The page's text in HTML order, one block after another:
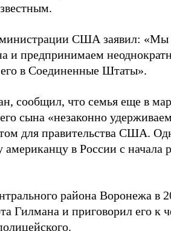
США заявил: «Мы
и предпринимаем
в Соединенные Штаты».
сообщил, что семья еще в
сына «незаконно
для правительства США.
американцу в России с
района Воронежа в
Гилмана и приговорил его к